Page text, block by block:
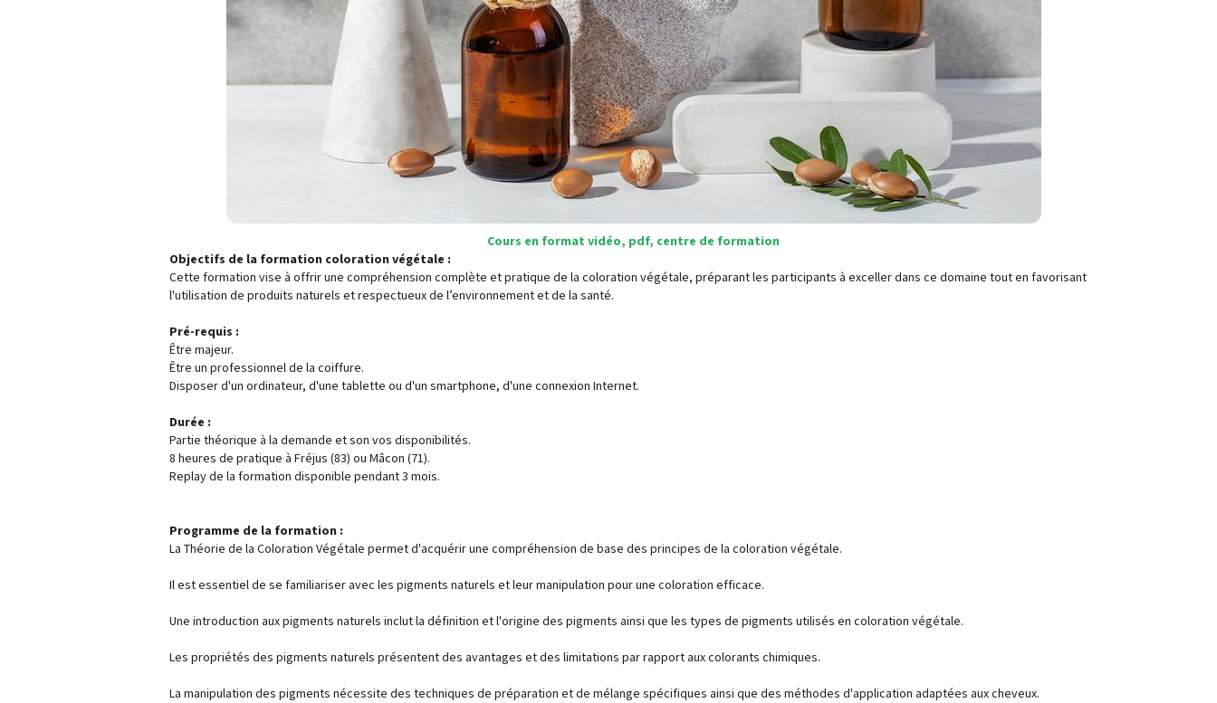
Cours en format vidéo, pdf, centre de formation
Objectifs de la formation coloration végétale :
Cette formation vise à offrir une compréhension complète et pratique de la coloration végétale, préparant les participants à exceller dans ce domaine tout en favorisant
l'utilisation de produits naturels et respectueux de l’environnement et de la santé.
Pré-requis :
Être majeur.
Être un professionnel de la coiffure.
Disposer d'un ordinateur, d'une tablette ou d'un smartphone, d'une connexion Internet.
Durée :
Partie théorique à la demande et son vos disponibilités.
8 heures de pratique à Fréjus (83) ou Mâcon (71).
Replay de la formation disponible pendant 3 mois.
Programme de la formation :
La Théorie de la Coloration Végétale permet d'acquérir une compréhension de base des principes de la coloration végétale.
Il est essentiel de se familiariser avec les pigments naturels et leur manipulation pour une coloration efficace.
Une introduction aux pigments naturels inclut la définition et l'origine des pigments ainsi que les types de pigments utilisés en coloration végétale.
Les propriétés des pigments naturels présentent des avantages et des limitations par rapport aux colorants chimiques.
La manipulation des pigments nécessite des techniques de préparation et de mélange spécifiques ainsi que des méthodes d'application adaptées aux cheveux.